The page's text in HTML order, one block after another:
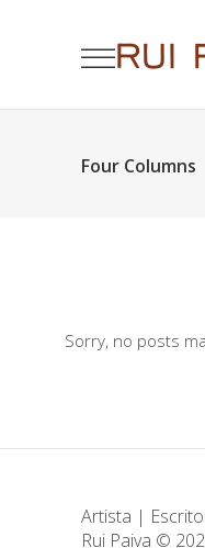
Four Columns
Sorry, no posts
Artista |
Rui Paiva ©